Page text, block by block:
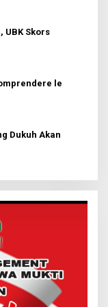
UBK Skors
le
Dukuh Akan